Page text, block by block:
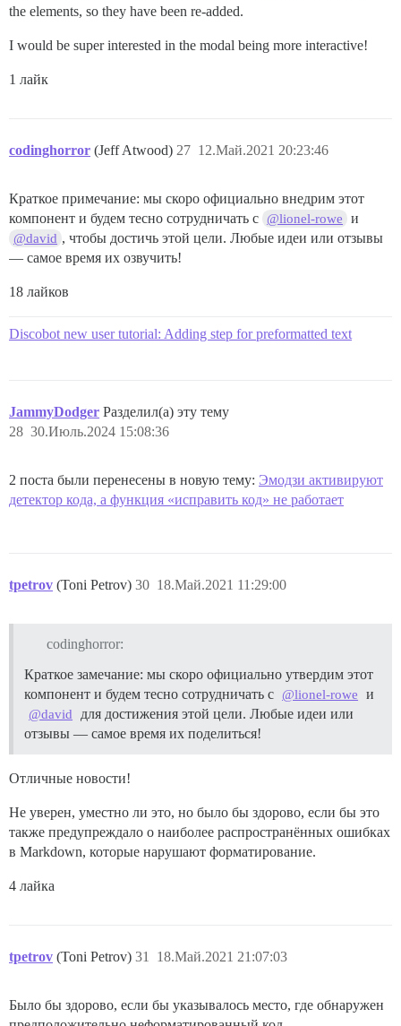
the elements, so they have been re-added.
I would be super interested in the modal being more interactive!
1 лайк
codinghorror (Jeff Atwood) 12.Май.2021 20:23:46
27
Краткое примечание: мы скоро официально внедрим этот
компонент и будем тесно сотрудничать с @lionel-rowe и
@david , чтобы достичь этой цели. Любые идеи или отзывы
— самое время их озвучить!
18 лайков
Discobot new user tutorial: Adding step for preformatted text
JammyDodger Разделил(а) эту тему
30.Июль.2024 15:08:36
28
2 поста были перенесены в новую тему: Эмодзи активируют
детектор кода, а функция «исправить код» не работает
tpetrov (Toni Petrov) 18.Май.2021 11:29:00
30
codinghorror:
Краткое замечание: мы скоро официально утвердим этот
компонент и будем тесно сотрудничать с @lionel-rowe и
@david
для достижения этой цели. Любые идеи или
отзывы — самое время их поделиться!
Отличные новости!
Не уверен, уместно ли это, но было бы здорово, если бы это
также предупреждало о наиболее распространённых ошибках
в Markdown, которые нарушают форматирование.
4 лайка
tpetrov (Toni Petrov) 18.Май.2021 21:07:03
31
Было бы здорово, если бы указывалось место, где обнаружен